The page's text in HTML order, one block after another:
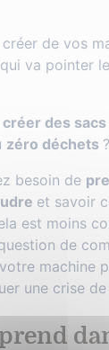
de vos
va pointer
créer des sacs
zéro déchets ?
besoin de
et savoir
est moins
de
machine
une crise